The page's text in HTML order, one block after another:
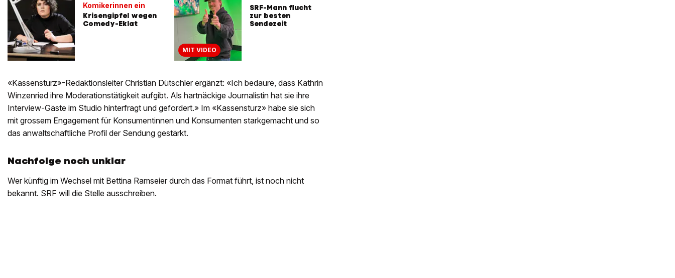
Komikerinnen ein
Krisengipfel wegen
Comedy-Eklat
MIT VIDEO
SRF-Mann flucht
zur besten
Sendezeit
«Kassensturz»-Redaktionsleiter Christian Dütschler ergänzt: «Ich bedaure, dass Kathrin
Winzenried ihre Moderationstätigkeit aufgibt. Als hartnäckige Journalistin hat sie ihre
Interview-Gäste im Studio hinterfragt und gefordert.» Im «Kassensturz» habe sie sich
mit grossem Engagement für Konsumentinnen und Konsumenten starkgemacht und so
das anwaltschaftliche Profil der Sendung gestärkt.
Nachfolge noch unklar
Wer künftig im Wechsel mit Bettina Ramseier durch das Format führt, ist noch nicht
bekannt. SRF will die Stelle ausschreiben.